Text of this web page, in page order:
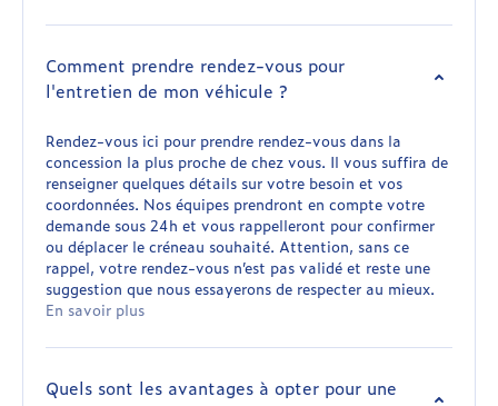
Comment prendre rendez-vous pour
l'entretien de mon véhicule ?
Rendez-vous ici pour prendre rendez-vous dans la
concession la plus proche de chez vous. Il vous suffira de
renseigner quelques détails sur votre besoin et vos
coordonnées. Nos équipes prendront en compte votre
demande sous 24h et vous rappelleront pour confirmer
ou déplacer le créneau souhaité. Attention, sans ce
rappel, votre rendez-vous n’est pas validé et reste une
suggestion que nous essayerons de respecter au mieux.
En savoir plus
Quels sont les avantages à opter pour une